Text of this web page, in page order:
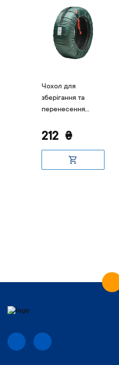
Чохол для
зберігання та
перенесення
220 Коверін
212 ₴